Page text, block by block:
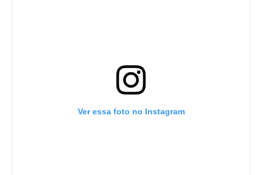
Ver essa foto no Instagram